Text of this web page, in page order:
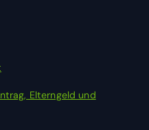
Elterngeld und